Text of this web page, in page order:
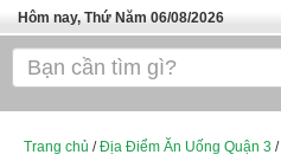
Hôm nay, Thứ Năm 06/08/2026
Trang chủ
Bánh - Đồ Ăn Vặt
Trang chủ /Địa Điểm Ăn Uống Quận 3 /